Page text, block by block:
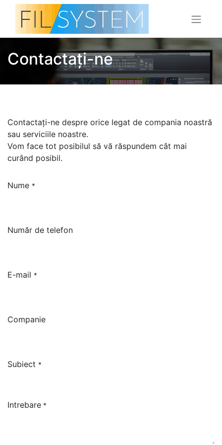
Contactați-ne
Contactați-ne despre orice legat de compania noastră
sau serviciile noastre.
Vom face tot posibilul să vă răspundem cât mai
curând posibil.
Nume *
Număr de telefon
E-mail *
Companie
Subiect *
Intrebare *